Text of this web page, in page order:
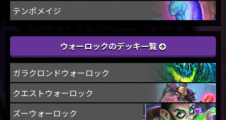
テンポメイジ
ウォーロックのデッキ一覧
ガラクロンドウォーロック
クエストウォーロック
ズーウォーロック